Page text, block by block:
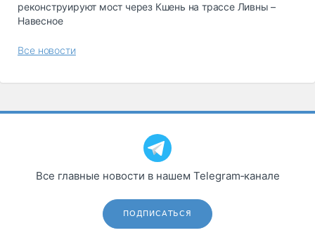
реконструируют мост через Кшень на трассе Ливны –
Навесное
Все новости
Все главные новости в нашем Telegram‑канале
ПОДПИСАТЬСЯ